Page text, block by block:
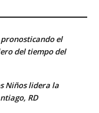
pronosticando el
del tiempo del
Niños lidera la
RD